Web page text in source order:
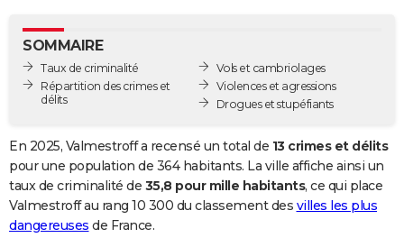
GUIDES D'ACHAT
BONS PLANS
Carte de Noël
Carte Bonne année
Carte Saint-Valentin
Carte Pâques
Carte d'anniversaire
DICTIONNAIRE
Dictionnaire
Biographies
Citations
Expressions
Proverbes
PROGRAMME TV
SOMMAIRE
Taux de criminalité
Répartition des crimes et
délits
Vols et cambriolages
Violences et agressions
Drogues et stupéfiants
En 2025, Valmestroff a recensé un total de 13 crimes et délits
pour une population de 364 habitants. La ville affiche ainsi un
taux de criminalité de 35,8 pour mille habitants, ce qui place
Valmestroff au rang 10 300 du classement des villes les plus
dangereuses de France.